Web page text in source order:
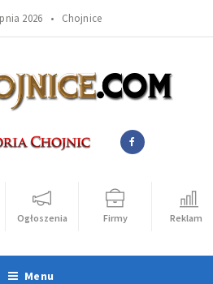
2026 • Chojnice
Ogłoszenia Firmy Reklama
Menu